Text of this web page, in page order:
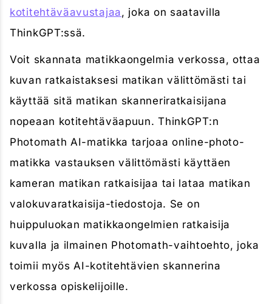
kotitehtäväavustajaa, joka on saatavilla
ThinkGPT:ssä.
Voit skannata matikkaongelmia verkossa, ottaa
kuvan ratkaistaksesi matikan välittömästi tai
käyttää sitä matikan skanneriratkaisijana
nopeaan kotitehtäväapuun. ThinkGPT:n
Photomath AI-matikka tarjoaa online-photo-
matikka vastauksen välittömästi käyttäen
kameran matikan ratkaisijaa tai lataa matikan
valokuvaratkaisija-tiedostoja. Se on
huippuluokan matikkaongelmien ratkaisija
kuvalla ja ilmainen Photomath-vaihtoehto, joka
toimii myös AI-kotitehtävien skannerina
verkossa opiskelijoille.